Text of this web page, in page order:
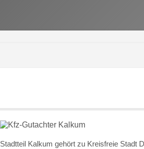
Stadtteil Kalkum gehört zu Kreisfreie Stadt